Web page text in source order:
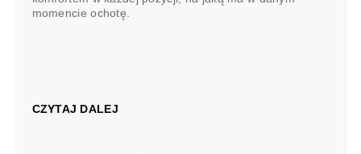
momencie ochotę.
CZYTAJ DALEJ